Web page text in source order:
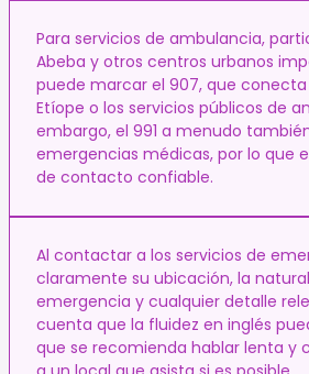
Para servicios de ambulancia,
Abeba y otros centros urbanos
puede marcar el 907, que conecta
Etíope o los servicios públicos de
embargo, el 991 a menudo
emergencias médicas, por lo que
de contacto confiable.
Al contactar a los servicios de
claramente su ubicación, la
emergencia y cualquier detalle
cuenta que la fluidez en inglés
que se recomienda hablar lenta y